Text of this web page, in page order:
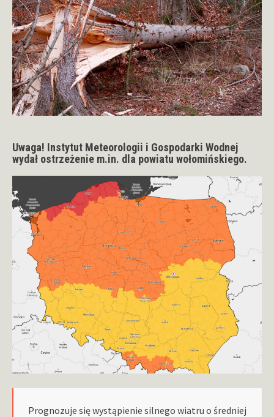
Uwaga! Instytut Meteorologii i Gospodarki Wodnej
wydał ostrzeżenie m.in. dla powiatu wołomińskiego.
Prognozuje się wystąpienie silnego wiatru o średniej